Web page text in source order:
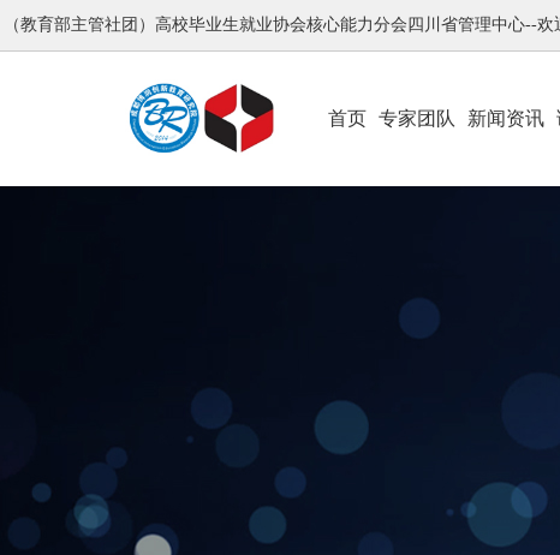
（教育部主管社团）高校毕业生就业协会核心能力分会四川省管理中心--欢
首页 专家团队 新闻资讯